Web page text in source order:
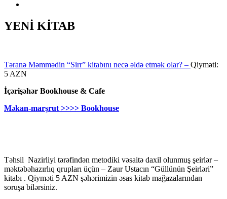
YENİ KİTAB
Təranə Məmmədin “Sirr” kitabını necə əldə etmək olar? – Qiyməti:
5 AZN
İçərişəhər Bookhouse & Cafe
Məkan-marşrut >>>> Bookhouse
Təhsil Nazirliyi tərəfindən metodiki vəsaitə daxil olunmuş şeirlər –
məktəbəhazırlıq qrupları üçün – Zaur Ustacın “Güllünün Şeirləri”
kitabı . Qiyməti 5 AZN şəhərimizin əsas kitab mağazalarından
soruşa bilərsiniz.